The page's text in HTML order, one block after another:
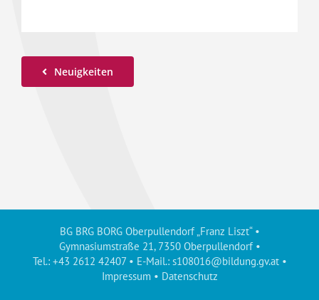
Neuigkeiten
BG BRG BORG Oberpullendorf „Franz Liszt“ •
Gymnasiumstraße 21, 7350 Oberpullendorf •
Tel.: +43 2612 42407 • E-Mail.: s108016@bildung.gv.at•
Impressum• Datenschutz